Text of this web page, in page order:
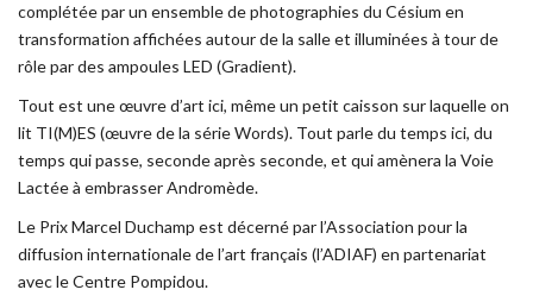
complétée par un ensemble de photographies du Césium en
transformation affichées autour de la salle et illuminées à tour de
rôle par des ampoules LED (Gradient).
Tout est une œuvre d’art ici, même un petit caisson sur laquelle on
lit TI(M)ES (œuvre de la série Words). Tout parle du temps ici, du
temps qui passe, seconde après seconde, et qui amènera la Voie
Lactée à embrasser Andromède.
Le Prix Marcel Duchamp est décerné par l’Association pour la
diffusion internationale de l’art français (l’ADIAF) en partenariat
avec le Centre Pompidou.